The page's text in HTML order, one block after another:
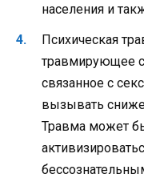
населения и
Психическая
травмирующее
связанное с
вызывать
Травма может